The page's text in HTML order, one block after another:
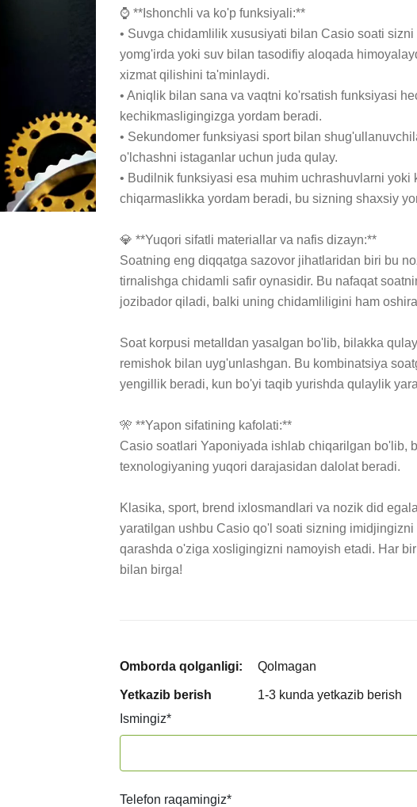
⌚ **Ishonchli va ko'p funksiyali:**
• Suvga chidamlilik xususiyati bilan Casio soati
yomg'irda yoki suv bilan tasodifiy aloqada
xizmat qilishini ta'minlaydi.
• Aniqlik bilan sana va vaqtni ko'rsatish funksiyasi
kechikmasligingizga yordam beradi.
• Sekundomer funksiyasi sport bilan
o'lchashni istaganlar uchun juda qulay.
• Budilnik funksiyasi esa muhim uchrashuvlarni yoki
chiqarmaslikka yordam beradi, bu sizning shaxsiy
💎 **Yuqori sifatli materiallar va nafis dizayn:**
Soatning eng diqqatga sazovor jihatlaridan biri bu
tirnalishga chidamli safir oynasidir. Bu nafaqat
jozibador qiladi, balki uning chidamliligini ham
Soat korpusi metalldan yasalgan bo'lib, bilakka
remishok bilan uyg'unlashgan. Bu kombinatsiya
yengillik beradi, kun bo'yi taqib yurishda qulaylik
🎌 **Yapon sifatining kafolati:**
Casio soatlari Yaponiyada ishlab chiqarilgan bo'lib,
texnologiyaning yuqori darajasidan dalolat beradi.
Klasika, sport, brend ixlosmandlari va nozik did
yaratilgan ushbu Casio qo'l soati sizning
qarashda o'ziga xosligingizni namoyish etadi. Har
bilan birga!
Omborda qolganligi: Qolmagan
Yetkazib berish
1-3 kunda yetkazib berish
Ismingiz*
Telefon raqamingiz*